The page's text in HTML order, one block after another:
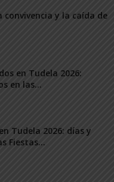
y la caída de
en Tudela 2026:
en las...
Tudela 2026: días y
Fiestas...